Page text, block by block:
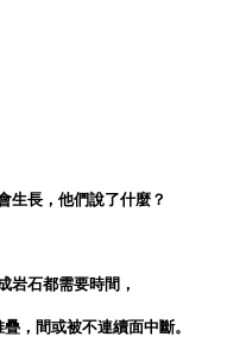
生長，他們說了什麼？
岩石都需要時間，
，間或被不連續面中斷。